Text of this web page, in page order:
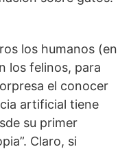
los humanos (en
los felinos, para
el conocer
artificial tiene
su primer
Claro, si